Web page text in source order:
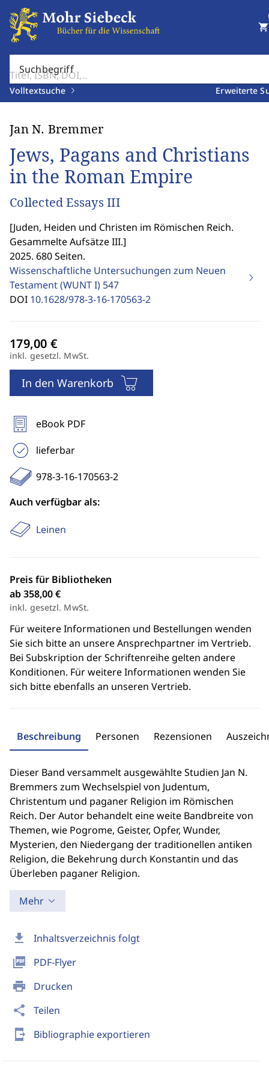
Suchbegriff
Volltextsuche Erweiterte
shopping_cart
download Inhaltsverzeichnis folgt
picture_as_pdf PDF-Flyer
print Drucken
share Teilen
send_to_mobile Bibliographie exportieren
Jan N. Bremmer
Jews, Pagans and Christians
in the Roman Empire
Collected Essays III
[Juden, Heiden und Christen im Römischen Reich.
Gesammelte Aufsätze III.]
2025. 680 Seiten.
Wissenschaftliche Untersuchungen zum Neuen
Testament (WUNT I) 547
DOI 10.1628/978-3-16-170563-2
inkl. gesetzl. MwSt.
In den Warenkorb
eBook PDF
lieferbar
978-3-16-170563-2
Auch verfügbar als:
Leinen
Preis für Bibliotheken
ab 358,00 €
inkl. gesetzl. MwSt.
Für weitere Informationen und Bestellungen wenden
Sie sich bitte an unsere Ansprechpartner im Vertrieb.
Bei Subskription der Schriftenreihe gelten andere
Konditionen. Für weitere Informationen wenden Sie
sich bitte ebenfalls an unseren Vertrieb.
Beschreibung Personen Rezensionen
Dieser Band versammelt ausgewählte Studien Jan N.
Bremmers zum Wechselspiel von Judentum,
Christentum und paganer Religion im Römischen
Reich. Der Autor behandelt eine weite Bandbreite von
Themen, wie Pogrome, Geister, Opfer, Wunder,
Mysterien, den Niedergang der traditionellen antiken
Religion, die Bekehrung durch Konstantin und das
Überleben paganer Religion.
Mehr